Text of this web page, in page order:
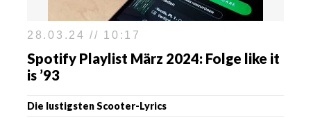
28.03.24 // 10:17
Spotify Playlist März 2024: Folge like it
is ’93
Die lustigsten Scooter-Lyrics